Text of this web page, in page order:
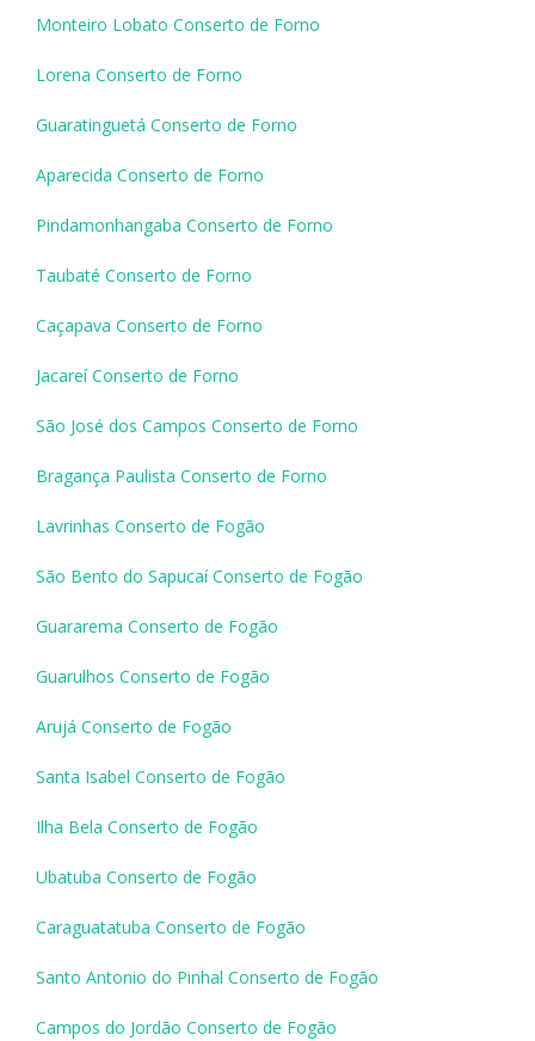
Monteiro Lobato Conserto de Forno
Lorena Conserto de Forno
Guaratinguetá Conserto de Forno
Aparecida Conserto de Forno
Pindamonhangaba Conserto de Forno
Taubaté Conserto de Forno
Caçapava Conserto de Forno
Jacareí Conserto de Forno
São José dos Campos Conserto de Forno
Bragança Paulista Conserto de Forno
Lavrinhas Conserto de Fogão
São Bento do Sapucaí Conserto de Fogão
Guararema Conserto de Fogão
Guarulhos Conserto de Fogão
Arujá Conserto de Fogão
Santa Isabel Conserto de Fogão
Ilha Bela Conserto de Fogão
Ubatuba Conserto de Fogão
Caraguatatuba Conserto de Fogão
Santo Antonio do Pinhal Conserto de Fogão
Campos do Jordão Conserto de Fogão